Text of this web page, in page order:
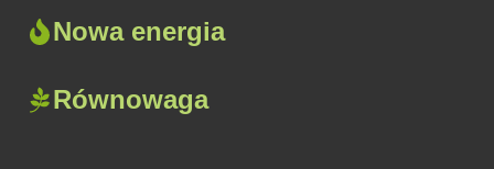
Nowa energia
Równowaga